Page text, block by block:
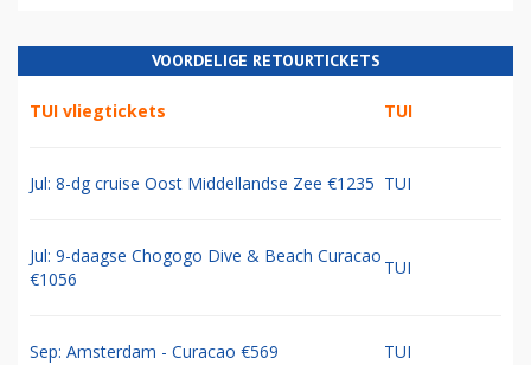
VOORDELIGE RETOURTICKETS
TUI vliegtickets TUI
Jul: 8-dg cruise Oost Middellandse Zee €1235 TUI
Jul: 9-daagse Chogogo Dive & Beach Curacao
€1056
TUI
Sep: Amsterdam - Curacao €569 TUI